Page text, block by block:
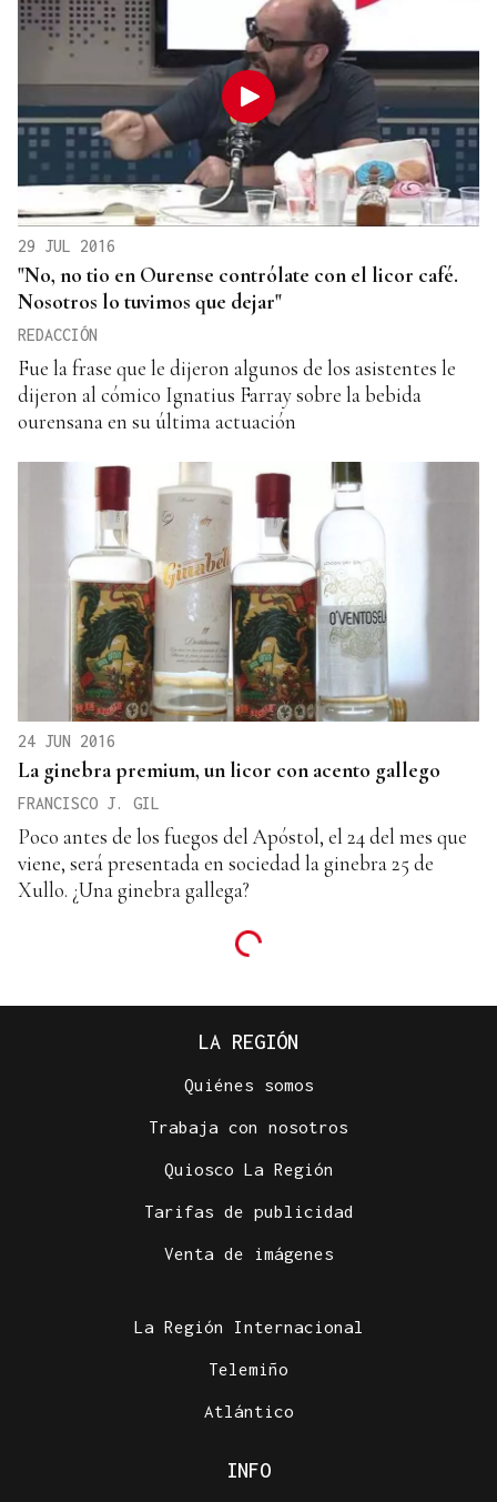
29 JUL 2016
"No, no tio en Ourense contrólate con el licor café.
Nosotros lo tuvimos que dejar"
REDACCIÓN
Fue la frase que le dijeron algunos de los asistentes le
dijeron al cómico Ignatius Farray sobre la bebida
ourensana en su última actuación
24 JUN 2016
La ginebra premium, un licor con acento gallego
FRANCISCO J. GIL
Poco antes de los fuegos del Apóstol, el 24 del mes que
viene, será presentada en sociedad la ginebra 25 de
Xullo. ¿Una ginebra gallega?
LA REGIÓN
Quiénes somos
Trabaja con nosotros
Quiosco La Región
Tarifas de publicidad
Venta de imágenes
La Región Internacional
Telemiño
Atlántico
INFO